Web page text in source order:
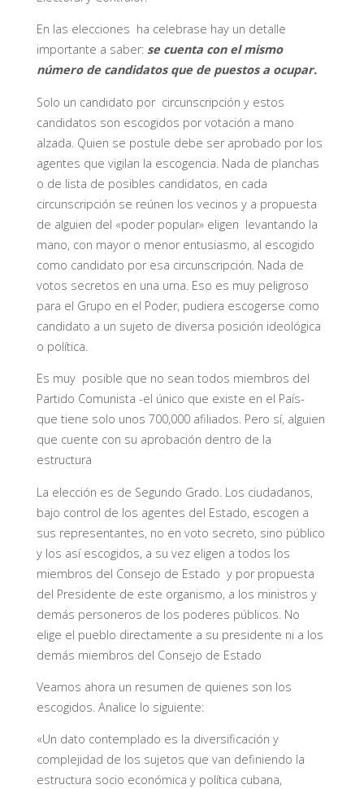
En las elecciones ha celebrase hay un detalle
importante a saber: se cuenta con el mismo
número de candidatos que de puestos a ocupar.
Solo un candidato por circunscripción y estos
candidatos son escogidos por votación a mano
alzada. Quien se postule debe ser aprobado por los
agentes que vigilan la escogencia. Nada de planchas
o de lista de posibles candidatos, en cada
circunscripción se reúnen los vecinos y a propuesta
de alguien del «poder popular» eligen levantando la
mano, con mayor o menor entusiasmo, al escogido
como candidato por esa circunscripción. Nada de
votos secretos en una urna. Eso es muy peligroso
para el Grupo en el Poder, pudiera escogerse como
candidato a un sujeto de diversa posición ideológica
o política.
Es muy posible que no sean todos miembros del
Partido Comunista -el único que existe en el País-
que tiene solo unos 700,000 afiliados. Pero sí, alguien
que cuente con su aprobación dentro de la
estructura
La elección es de Segundo Grado. Los ciudadanos,
bajo control de los agentes del Estado, escogen a
sus representantes, no en voto secreto, sino público
y los así escogidos, a su vez eligen a todos los
miembros del Consejo de Estado y por propuesta
del Presidente de este organismo, a los ministros y
demás personeros de los poderes públicos. No
elige el pueblo directamente a su presidente ni a los
demás miembros del Consejo de Estado
Veamos ahora un resumen de quienes son los
escogidos. Analice lo siguiente:
«Un dato contemplado es la diversificación y
complejidad de los sujetos que van definiendo la
estructura socio económica y política cubana,